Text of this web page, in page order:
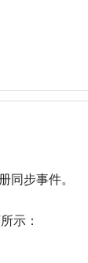
同步事件。
示：